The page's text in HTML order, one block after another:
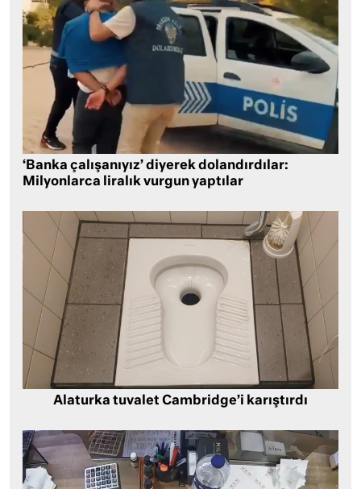
‘Banka çalışanıyız’ diyerek dolandırdılar:
Milyonlarca liralık vurgun yaptılar
Alaturka tuvalet Cambridge’i karıştırdı